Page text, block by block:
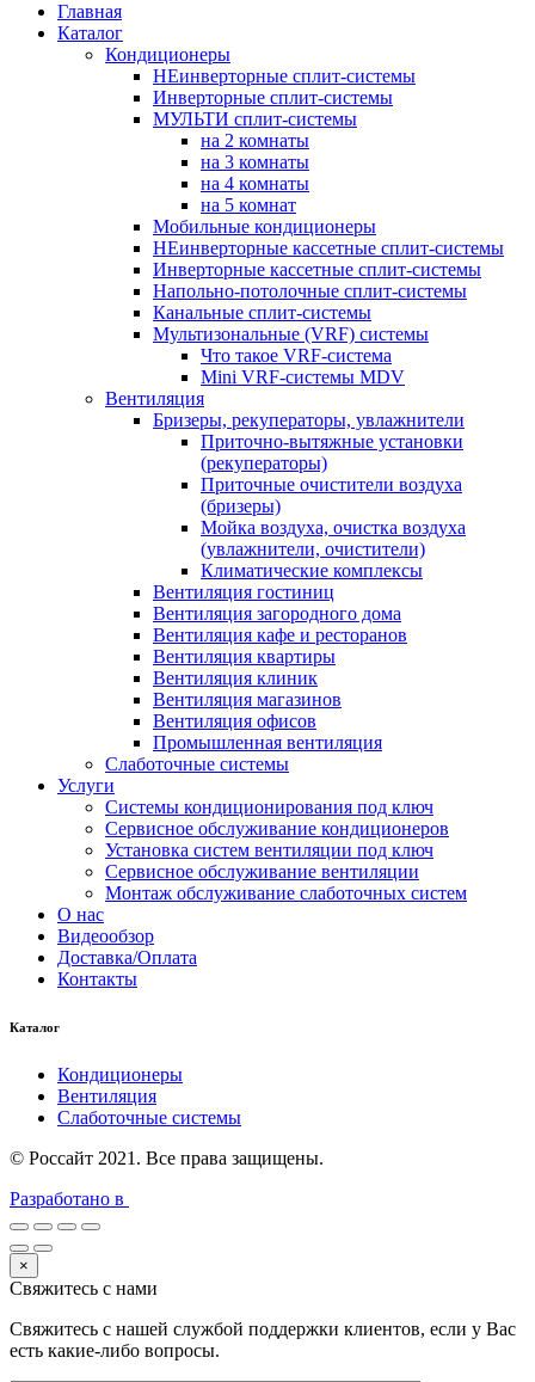
Главная
Каталог
Кондиционеры
НЕинверторные сплит-системы
Инверторные сплит-системы
МУЛЬТИ сплит-системы
на 2 комнаты
на 3 комнаты
на 4 комнаты
на 5 комнат
Мобильные кондиционеры
НЕинверторные кассетные сплит-системы
Инверторные кассетные сплит-системы
Напольно-потолочные сплит-системы
Канальные сплит-системы
Мультизональные (VRF) системы
Что такое VRF-система
Mini VRF-системы MDV
Вентиляция
Бризеры, рекуператоры, увлажнители
Приточно-вытяжные установки
(рекуператоры)
Приточные очистители воздуха
(бризеры)
Мойка воздуха, очистка воздуха
(увлажнители, очистители)
Климатические комплексы
Вентиляция гостиниц
Вентиляция загородного дома
Вентиляция кафе и ресторанов
Вентиляция квартиры
Вентиляция клиник
Вентиляция магазинов
Вентиляция офисов
Промышленная вентиляция
Слаботочные системы
Услуги
Системы кондиционирования под ключ
Сервисное обслуживание кондиционеров
Установка систем вентиляции под ключ
Сервисное обслуживание вентиляции
Монтаж обслуживание слаботочных систем
О нас
Видеообзор
Доставка/Оплата
Контакты
Каталог
Кондиционеры
Вентиляция
Слаботочные системы
© Россайт 2021. Все права защищены.
Разработано в
×
Свяжитесь с нами
Свяжитесь с нашей службой поддержки клиентов, если у Вас
есть какие-либо вопросы.